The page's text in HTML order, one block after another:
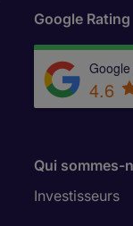
Google Rating
4.6
Qui sommes-
Investisseurs